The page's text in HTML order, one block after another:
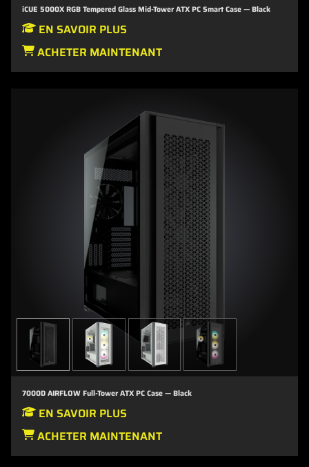
iCUE 5000X RGB Tempered Glass Mid-Tower ATX PC Smart Case — Black
EN SAVOIR PLUS
ACHETER MAINTENANT
7000D AIRFLOW Full-Tower ATX PC Case — Black
EN SAVOIR PLUS
ACHETER MAINTENANT